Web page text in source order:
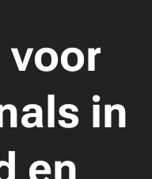
voor
in
en